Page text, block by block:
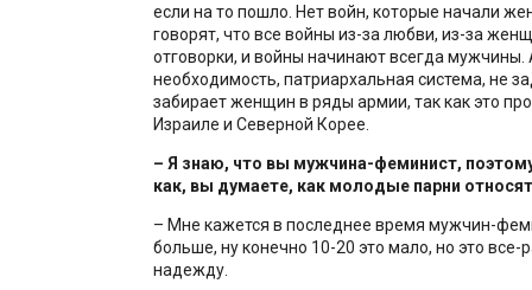
если на то пошло. Нет войн, которые начали
говорят, что все войны из-за любви, из-за
отговорки, и войны начинают всегда мужчины.
необходимость, патриархальная система, не
забирает женщин в ряды армии, так как это
Израиле и Северной Корее.
– Я знаю, что вы мужчина-феминист,
как, вы думаете, как молодые парни
– Мне кажется в последнее время мужчин-
больше, ну конечно 10-20 это мало, но это все-
надежду.